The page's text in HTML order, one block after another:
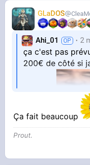
GLaDOS
Ahi_01 2
ça c'est pas
200€ de côté si
Ça fait beaucoup
Prout.